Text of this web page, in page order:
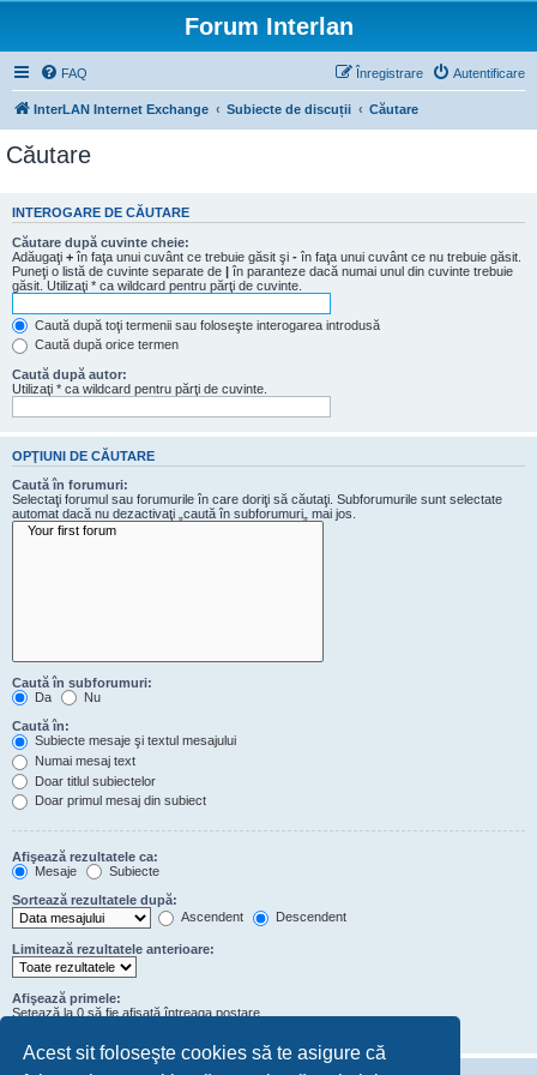
Acest sit foloseşte cookies să te asigure că
Forum Interlan
FAQ Autentificare
Înregistrare
InterLAN Internet Exchange Subiecte de discuții Căutare
Căutare
INTEROGARE DE CĂUTARE
Căutare după cuvinte cheie:
Adăugaţi + în faţa unui cuvânt ce trebuie găsit şi - în faţa unui cuvânt ce nu trebuie găsit.
Puneţi o listă de cuvinte separate de | în paranteze dacă numai unul din cuvinte trebuie
găsit. Utilizaţi * ca wildcard pentru părţi de cuvinte.
Caută după toţi termenii sau foloseşte interogarea introdusă
Caută după orice termen
Caută după autor:
Utilizaţi * ca wildcard pentru părţi de cuvinte.
OPŢIUNI DE CĂUTARE
Caută în forumuri:
Selectaţi forumul sau forumurile în care doriţi să căutaţi. Subforumurile sunt selectate
automat dacă nu dezactivaţi „caută în subforumuri„ mai jos.
Caută în subforumuri:
Da
Nu
Caută în:
Subiecte mesaje şi textul mesajului
Numai mesaj text
Doar titlul subiectelor
Doar primul mesaj din subiect
Afişează rezultatele ca:
Mesaje
Subiecte
Sortează rezultatele după:
Ascendent
Descendent
Limitează rezultatele anterioare:
Afişează primele:
Setează la 0 să fie afişată întreaga postare.